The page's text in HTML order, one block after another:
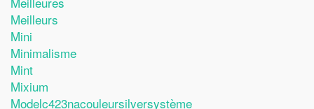
Meilleurs
Mini
Minimalisme
Mint
Mixium
Modelc423nacouleursilversystème